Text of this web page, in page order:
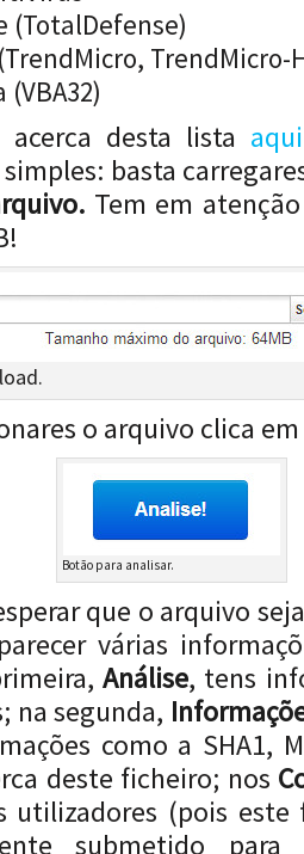
(TotalDefense)
TrendMicro-
acerca desta lista aqui
basta
Tem em
o arquivo clica em
Botão para analisar.
que o arquivo
várias
Análise, tens
na segunda,
como a SHA1,
deste ficheiro; nos
utilizadores (pois
submetido